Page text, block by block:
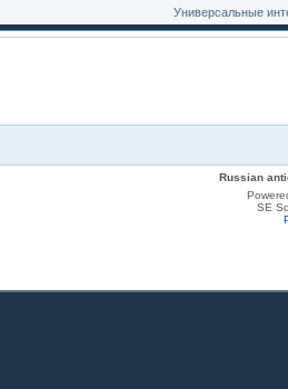
Универсальные
Russian
SE